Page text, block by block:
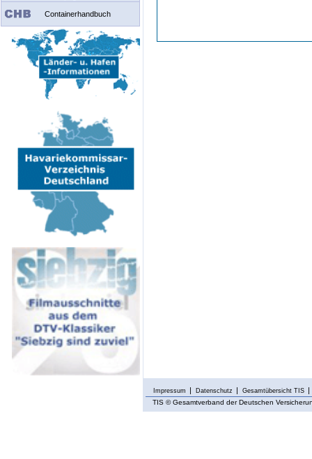
Containerhandbuch
Impressum Datenschutz Gesamtübersicht TIS
TIS © Gesamtverband der Deutschen